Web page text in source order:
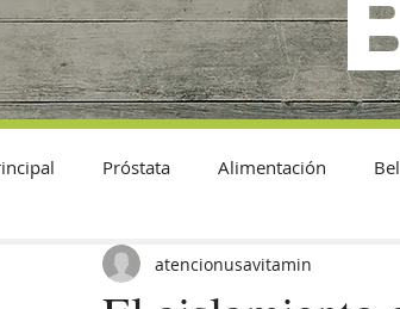
Próstata Alimentación
Datos Curiosos atencionusavitamin